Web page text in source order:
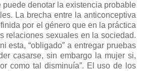
puede denotar la existencia probable
La brecha entre la anticonceptiva
por el género que en la práctica
relaciones sexuales en la sociedad.
esta, “obligado” a entregar pruebas
casarse, sin embargo la mujer si,
como tal disminuía”. El uso de los